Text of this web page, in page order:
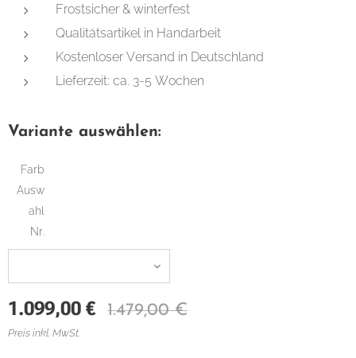
Frostsicher & winterfest
Qualitätsartikel in Handarbeit
Kostenloser Versand in Deutschland
Lieferzeit: ca. 3-5 Wochen
Variante auswählen:
Farb
Ausw
ahl
Nr.
1.099,00 € 1.479,00€
Preis inkl. MwSt.